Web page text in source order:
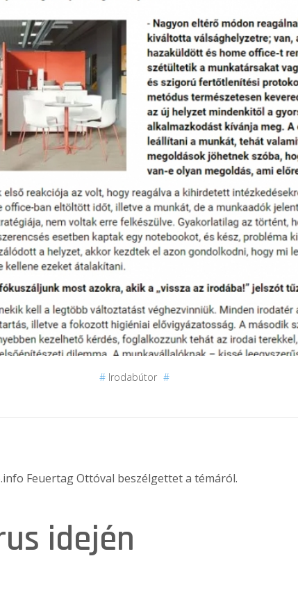
# Irodabútor #
Feuertag Ottóval beszélgettet a témáról.
idején